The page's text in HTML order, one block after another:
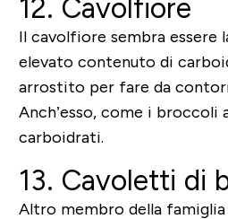
12. Cavolfiore
Il cavolfiore sembra essere
elevato contenuto di
arrostito per fare da
Anch’esso, come i
carboidrati.
13. Cavoletti di
Altro membro della